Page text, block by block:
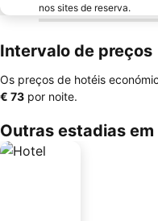
nos sites de reserva.
Intervalo de preços
Os preços de hotéis
‎€ 73 por noite.
Outras estadias